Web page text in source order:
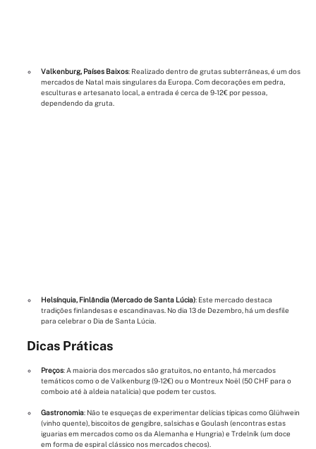
Valkenburg, Países Baixos: Realizado dentro de grutas subterrâneas, é um dos
mercados de Natal mais singulares da Europa. Com decorações em pedra,
esculturas e artesanato local, a entrada é cerca de 9-12€ por pessoa,
dependendo da gruta.
Helsínquia, Finlândia (Mercado de Santa Lúcia): Este mercado destaca
tradições finlandesas e escandinavas. No dia 13 de Dezembro, há um desfile
para celebrar o Dia de Santa Lúcia.
Dicas Práticas
Preços: A maioria dos mercados são gratuitos, no entanto, há mercados
temáticos como o de Valkenburg (9-12€) ou o Montreux Noël (50 CHF para o
comboio até à aldeia natalícia) que podem ter custos.
Gastronomia: Não te esqueças de experimentar delícias típicas como Glühwein
(vinho quente), biscoitos de gengibre, salsichas e Goulash (encontras estas
iguarias em mercados como os da Alemanha e Hungria) e Trdelník (um doce
em forma de espiral clássico nos mercados checos).